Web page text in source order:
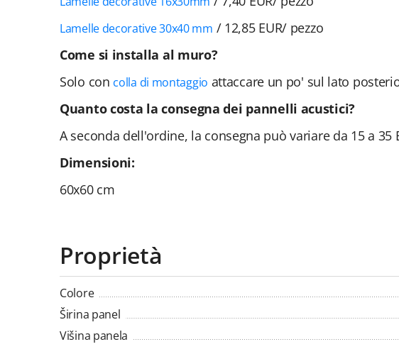
Lamelle decorative 30x40 mm / 12,85 EUR/ pezzo
Come si installa al muro?
Solo con colla di montaggio attaccare un po' sul lato
Quanto costa la consegna dei pannelli acustici?
A seconda dell'ordine, la consegna può variare da 15 a
Dimensioni:
60x60 cm
Proprietà
Colore
Širina panel
Višina panela